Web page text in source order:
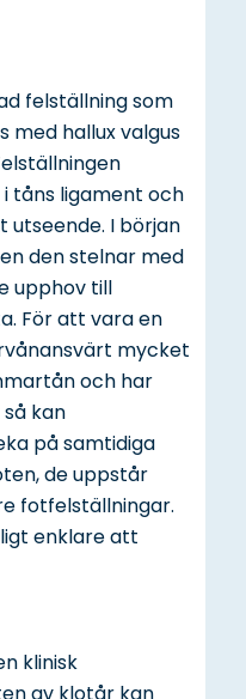
felställning som
med hallux valgus
tåns ligament och
utseende. I början
den stelnar med
upphov till
För att vara en
mycket
och har
kan
på samtidiga
de uppstår
fotfelställningar.
enklare att
klinisk